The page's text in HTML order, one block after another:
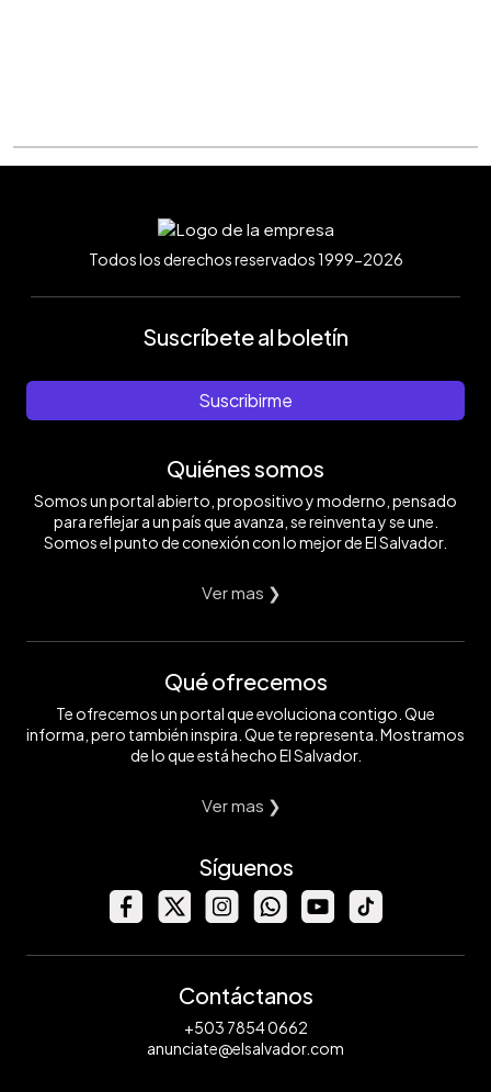
Todos los derechos reservados 1999-2026
Suscríbete al boletín
Suscribirme
Quiénes somos
Somos un portal abierto, propositivo y moderno, pensado
para reflejar a un país que avanza, se reinventa y se une.
Somos el punto de conexión con lo mejor de El Salvador.
Ver mas ❯
Qué ofrecemos
Te ofrecemos un portal que evoluciona contigo. Que
informa, pero también inspira. Que te representa. Mostramos
de lo que está hecho El Salvador.
Ver mas ❯
Síguenos
Contáctanos
+503 7854 0662
anunciate@elsalvador.com